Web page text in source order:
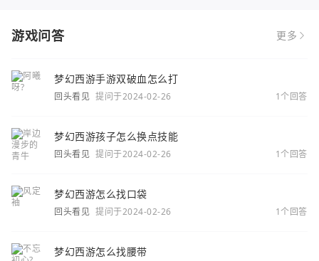
游戏问答 更多
梦幻西游手游双破血怎么打
回头看见 提问于2024-02-26 1个回答
梦幻西游孩子怎么换点技能
回头看见 提问于2024-02-26 1个回答
梦幻西游怎么找口袋
回头看见 提问于2024-02-26 1个回答
梦幻西游怎么找腰带